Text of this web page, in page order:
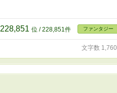
228,851 位 / 228,851件 ファンタジー
文字数 1,760